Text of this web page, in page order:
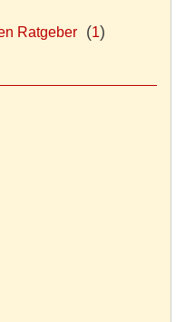
Ratgeber (1)